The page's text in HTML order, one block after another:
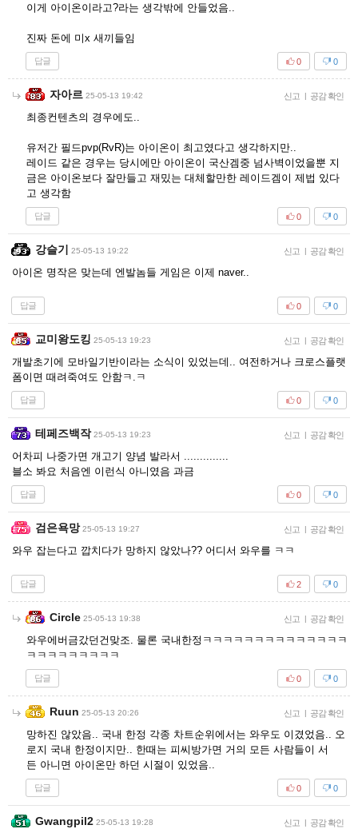
이게 아이온이라고?라는 생각밖에 안들었음..
진짜 돈에 미x 새끼들임
답글 0
0
자아르 25-05-13 19:42 신고 | 공감 확인
최종컨텐츠의 경우에도..
유저간 필드pvp(RvR)는 아이온이 최고였다고 생각하지만..
레이드 같은 경우는 당시에만 아이온이 국산겜중 넘사벽이었을뿐 지
금은 아이온보다 잘만들고 재밌는 대체할만한 레이드겜이 제법 있다
고 생각함
답글 0
0
강슬기 25-05-13 19:22 신고 | 공감 확인
아이온 명작은 맞는데 엔발놈들 게임은 이제 naver..
답글 0
0
교미왕도킹 25-05-13 19:23 신고 | 공감 확인
개발초기에 모바일기반이라는 소식이 있었는데.. 여전하거나 크로스플랫
폼이면 때려죽여도 안함ㅋ.ㅋ
답글 0
0
테페즈백작 25-05-13 19:23 신고 | 공감 확인
어차피 나중가면 개고기 양념 발라서 ..............
블소 봐요 처음엔 이런식 아니였음 과금
답글 0
0
검은욕망 25-05-13 19:27 신고 | 공감 확인
와우 잡는다고 깝치다가 망하지 않았나?? 어디서 와우를 ㅋㅋ
답글 0
2
Circle 25-05-13 19:38 신고 | 공감 확인
와우에버금갔던건맞조. 물론 국내한정ㅋㅋㅋㅋㅋㅋㅋㅋㅋㅋㅋㅋㅋㅋ
ㅋㅋㅋㅋㅋㅋㅋㅋㅋ
답글 0
0
Ruun 25-05-13 20:26 신고 | 공감 확인
망하진 않았음.. 국내 한정 각종 차트순위에서는 와우도 이겼었음.. 오
로지 국내 한정이지만.. 한때는 피씨방가면 거의 모든 사람들이 서
든 아니면 아이온만 하던 시절이 있었음..
답글 0
0
Gwangpil2 25-05-13 19:28 신고 | 공감 확인